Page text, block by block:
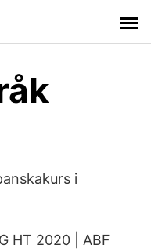
i
HT 2020 | ABF